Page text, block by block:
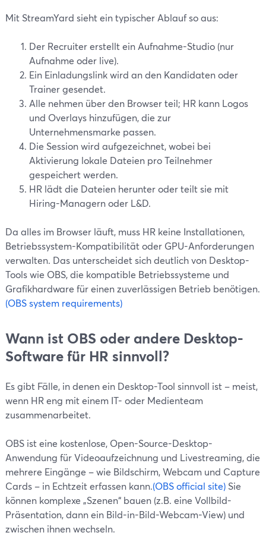
Mit StreamYard sieht ein typischer Ablauf so aus:
Der Recruiter erstellt ein Aufnahme-Studio (nur
Aufnahme oder live).
Ein Einladungslink wird an den Kandidaten oder
Trainer gesendet.
Alle nehmen über den Browser teil; HR kann Logos
und Overlays hinzufügen, die zur
Unternehmensmarke passen.
Die Session wird aufgezeichnet, wobei bei
Aktivierung lokale Dateien pro Teilnehmer
gespeichert werden.
HR lädt die Dateien herunter oder teilt sie mit
Hiring-Managern oder L&D.
Da alles im Browser läuft, muss HR keine Installationen,
Betriebssystem-Kompatibilität oder GPU-Anforderungen
verwalten. Das unterscheidet sich deutlich von Desktop-
Tools wie OBS, die kompatible Betriebssysteme und
Grafikhardware für einen zuverlässigen Betrieb benötigen.
(OBS system requirements)
Wann ist OBS oder andere Desktop-
Software für HR sinnvoll?
Es gibt Fälle, in denen ein Desktop-Tool sinnvoll ist – meist,
wenn HR eng mit einem IT- oder Medienteam
zusammenarbeitet.
OBS ist eine kostenlose, Open-Source-Desktop-
Anwendung für Videoaufzeichnung und Livestreaming, die
mehrere Eingänge – wie Bildschirm, Webcam und Capture
Cards – in Echtzeit erfassen kann.(OBS official site)Sie
können komplexe „Szenen“ bauen (z.B. eine Vollbild-
Präsentation, dann ein Bild-in-Bild-Webcam-View) und
zwischen ihnen wechseln.